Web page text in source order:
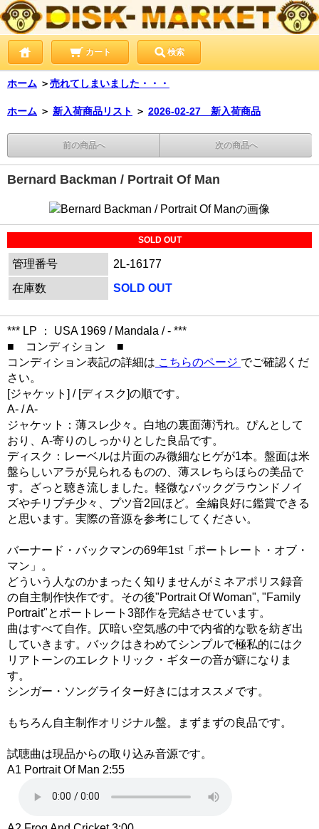
カート 検索
ホーム ＞売れてしまいました・・・
ホーム ＞ 新入荷商品リスト ＞ 2026-02-27 新入荷商品
前の商品へ 次の商品へ
Bernard Backman / Portrait Of Man
SOLD OUT
管理番号
2L-16177
在庫数
SOLD OUT
*** LP ： USA 1969 / Mandala / - ***
■ コンディション ■
コンディション表記の詳細は こちらのページ でご確認くだ
さい。
[ジャケット] / [ディスク]の順です。
A- / A-
ジャケット：薄スレ少々。白地の裏面薄汚れ。ぴんとして
おり、A-寄りのしっかりとした良品です。
ディスク：レーベルは片面のみ微細なヒゲが1本。盤面は米
盤らしいアラが見られるものの、薄スレちらほらの美品で
す。ざっと聴き流しました。軽微なバックグラウンドノイ
ズやチリプチ少々、プツ音2回ほど。全編良好に鑑賞できる
と思います。実際の音源を参考にしてください。
バーナード・バックマンの69年1st「ポートレート・オブ・
マン」。
どういう人なのかまったく知りませんがミネアポリス録音
の自主制作快作です。その後"Portrait Of Woman", "Family
Portrait"とポートレート3部作を完結させています。
曲はすべて自作。仄暗い空気感の中で内省的な歌を紡ぎ出
していきます。バックはきわめてシンプルで極私的にはク
リアトーンのエレクトリック・ギターの音が癖になりま
す。
シンガー・ソングライター好きにはオススメです。
もちろん自主制作オリジナル盤。まずまずの良品です。
試聴曲は現品からの取り込み音源です。
A1 Portrait Of Man 2:55